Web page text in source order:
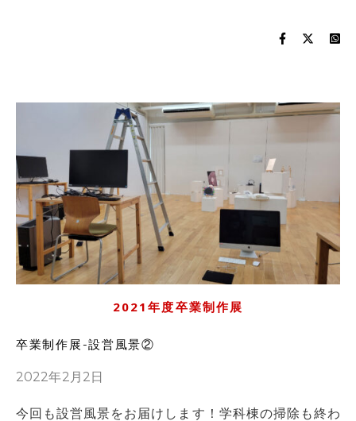
2021年度卒業制作展
卒業制作展-設営風景②
2022年2月2日
今回も設営風景をお届けします！学科棟の掃除も終わ